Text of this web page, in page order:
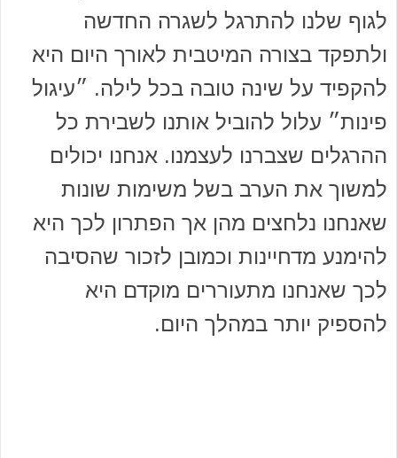
לגוף שלנו להתרגל לשגרה החדשה
ולתפקד בצורה המיטבית לאורך היום היא
להקפיד על שינה טובה בכל לילה. ״עיגול
פינות״ עלול להוביל אותנו לשבירת כל
ההרגלים שצברנו לעצמנו. אנחנו יכולים
למשוך את הערב בשל משימות שונות
שאנחנו נלחצים מהן אך הפתרון לכך היא
להימנע מדחיינות וכמובן לזכור שהסיבה
לכך שאנחנו מתעוררים מוקדם היא
להספיק יותר במהלך היום.